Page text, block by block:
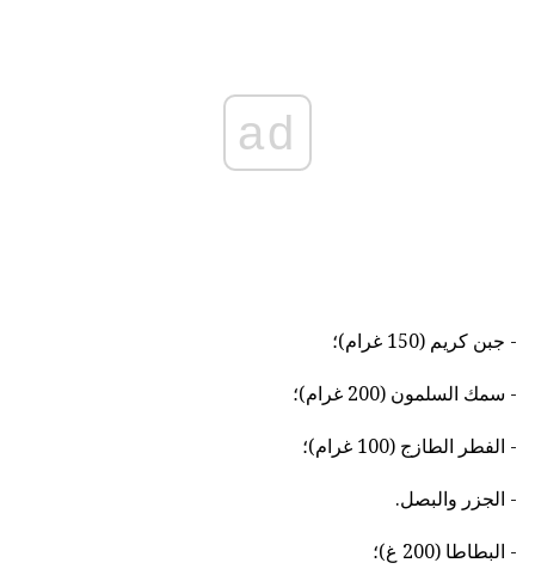
ad
- جبن كريم (150 غرام)؛
- سمك السلمون (200 غرام)؛
- الفطر الطازج (100 غرام)؛
- الجزر والبصل.
- البطاطا (200 غ)؛